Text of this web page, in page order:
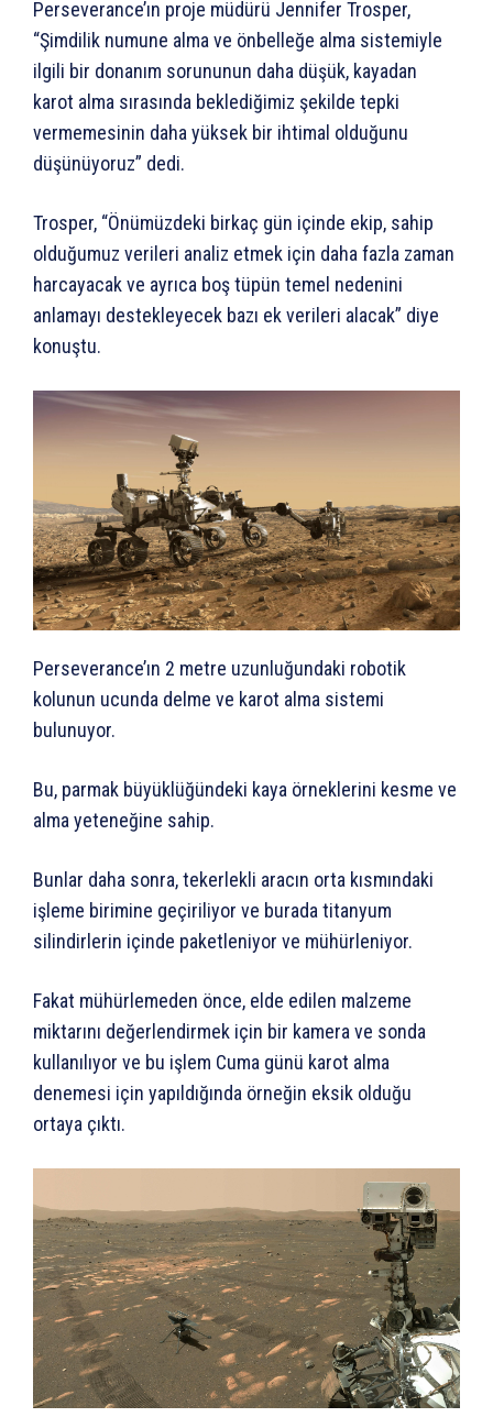
Perseverance’ın proje müdürü Jennifer Trosper,
“Şimdilik numune alma ve önbelleğe alma sistemiyle
ilgili bir donanım sorununun daha düşük, kayadan
karot alma sırasında beklediğimiz şekilde tepki
vermemesinin daha yüksek bir ihtimal olduğunu
düşünüyoruz” dedi.
Trosper, “Önümüzdeki birkaç gün içinde ekip, sahip
olduğumuz verileri analiz etmek için daha fazla zaman
harcayacak ve ayrıca boş tüpün temel nedenini
anlamayı destekleyecek bazı ek verileri alacak” diye
konuştu.
Perseverance’ın 2 metre uzunluğundaki robotik
kolunun ucunda delme ve karot alma sistemi
bulunuyor.
Bu, parmak büyüklüğündeki kaya örneklerini kesme ve
alma yeteneğine sahip.
Bunlar daha sonra, tekerlekli aracın orta kısmındaki
işleme birimine geçiriliyor ve burada titanyum
silindirlerin içinde paketleniyor ve mühürleniyor.
Fakat mühürlemeden önce, elde edilen malzeme
miktarını değerlendirmek için bir kamera ve sonda
kullanılıyor ve bu işlem Cuma günü karot alma
denemesi için yapıldığında örneğin eksik olduğu
ortaya çıktı.